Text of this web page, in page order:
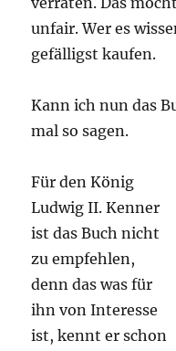
unfair. Wer es
gefälligst kaufen.
Kann ich nun das
mal so sagen.
Für den König
Ludwig II. Kenner
ist das Buch nicht
zu empfehlen,
denn das was für
ihn von Interesse
ist, kennt er schon